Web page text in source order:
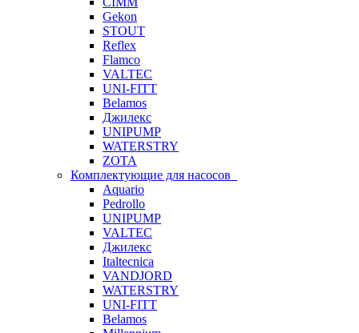
Gekon
STOUT
Reflex
Flamco
VALTEC
UNI-FITT
Belamos
Джилекс
UNIPUMP
WATERSTRY
ZOTA
Комплектующие для насосов
Aquario
Pedrollo
UNIPUMP
VALTEC
Джилекс
Italtecnica
VANDJORD
WATERSTRY
UNI-FITT
Belamos